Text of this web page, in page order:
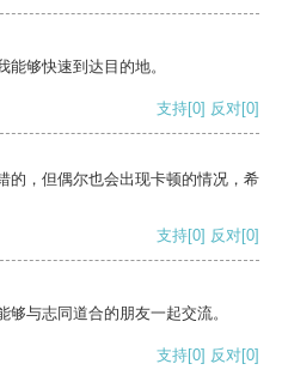
够快速到达目的地。
支持[0] 反对[0]
的，但偶尔也会出现卡顿的情况，希
支持[0] 反对[0]
与志同道合的朋友一起交流。
支持[0] 反对[0]